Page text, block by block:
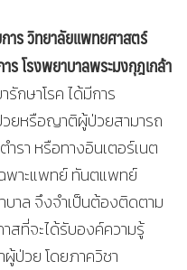
ร วิทยาลัยแพทยศาสตร์
ร โรงพยาบาลพระมงกุฎเกล้า
รักษาโรค ได้มีการ
ยหรือญาติผู้ป่วยสามารถ
รา หรือทางอินเตอร์เนต
พาะแพทย์ ทันตแพทย์
าล จึงจำเป็นต้องติดตาม
สที่จะได้รับองค์ความรู้
ป่วย โดยภาควิชา